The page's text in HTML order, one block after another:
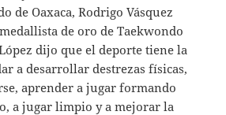
de Oaxaca, Rodrigo Vásquez
de oro de Taekwondo
dijo que el deporte tiene la
a desarrollar destrezas físicas,
aprender a jugar formando
a jugar limpio y a mejorar la